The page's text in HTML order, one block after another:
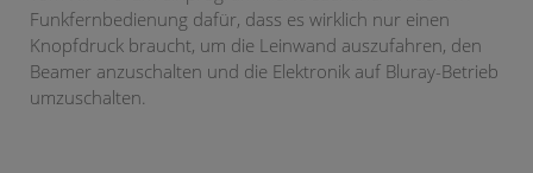
Funkfernbedienung dafür, dass es wirklich nur einen
Knopfdruck braucht, um die Leinwand auszufahren, den
Beamer anzuschalten und die Elektronik auf Bluray-Betrieb
umzuschalten.